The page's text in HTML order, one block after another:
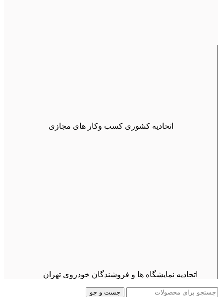
اتحادیه کشوری کسب وکار های مجازی
اتحادیه نمایشگاه ها و فروشندگان خودروی تهران
جست و جو